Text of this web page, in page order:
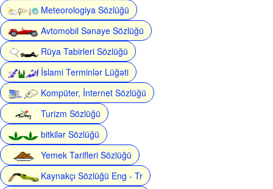
Meteorologiya Sözlüğü
Avtomobil Sənaye Sözlüğü
Rüya Tabirleri Sözlüğü
İslami Terminlər Lüğəti
Kompüter, İnternet Sözlüğü
Turizm Sözlüğü
bitkilər Sözlüğü
Yemek Tarifleri Sözlüğü
Kaynakçı Sözlüğü Eng - Tr